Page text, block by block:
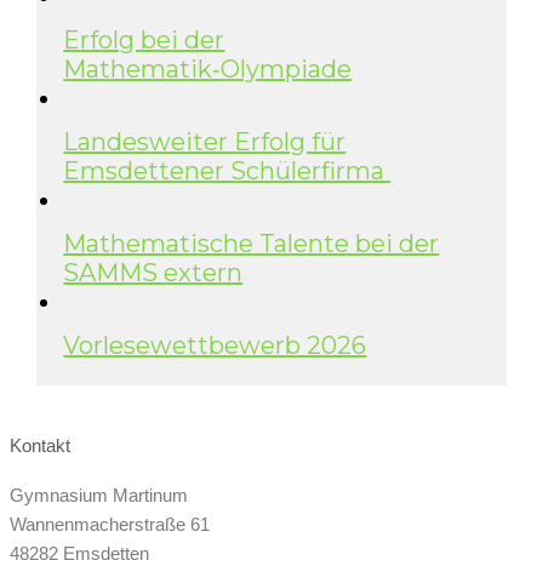
Erfolg bei der
Mathematik‑Olympiade
Landesweiter Erfolg für
Emsdettener Schülerfirma
Mathematische Talente bei der
SAMMS extern
Vorlesewettbewerb 2026
Kontakt
Gymnasium Martinum
Wannenmacherstraße 61
48282 Emsdetten